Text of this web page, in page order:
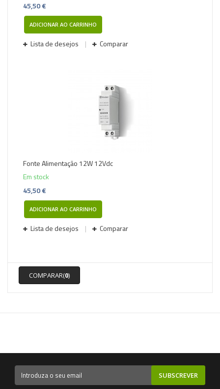
45,50 €
ADICIONAR AO CARRINHO
Lista de desejos Comparar
Fonte Alimentação 12W 12Vdc
Em stock
45,50 €
ADICIONAR AO CARRINHO
Lista de desejos Comparar
COMPARAR(0)
SUBSCREVER